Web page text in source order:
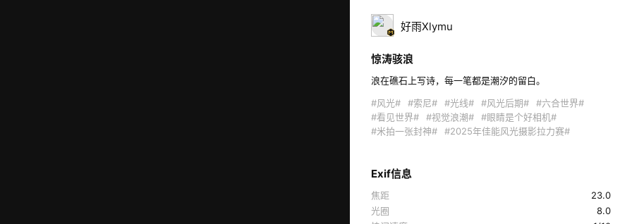
好雨Xlymu
惊涛骇浪
浪在礁石上写诗，每一笔都是潮汐的留白。
#风光#
#索尼# #光线# #风光后期#
#六合世界#
#看见世界#
#视觉浪潮#
#眼睛是个好相机#
#米拍一张封神#
#2025年佳能风光摄影拉力赛#
Exif信息
焦距
23.0
光圈
8.0